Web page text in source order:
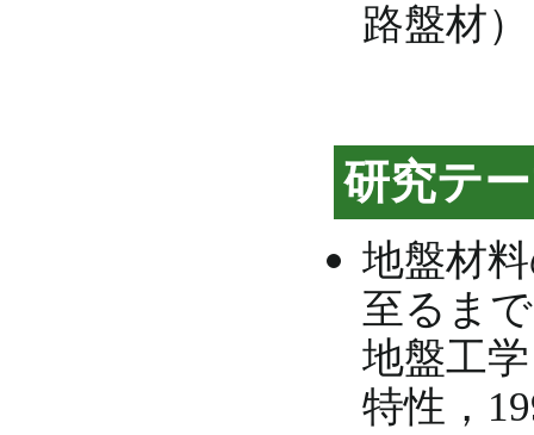
路盤材）
研究テ
地盤材
至るま
地盤工
特性，